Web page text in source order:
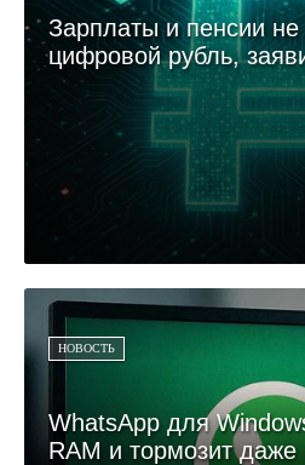
Зарплаты и пенсии не
цифровой рубль,
НОВОСТЬ
WhatsApp для
RAM и тормозит